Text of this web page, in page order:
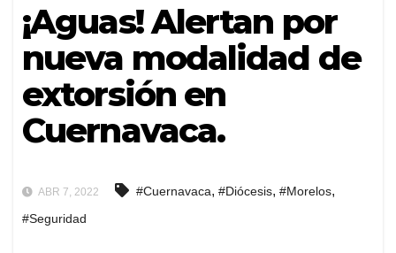
¡Aguas! Alertan por
nueva modalidad de
extorsión en
Cuernavaca.
ABR 7, 2022 #Cuernavaca, #Diócesis, #Morelos,
#Seguridad